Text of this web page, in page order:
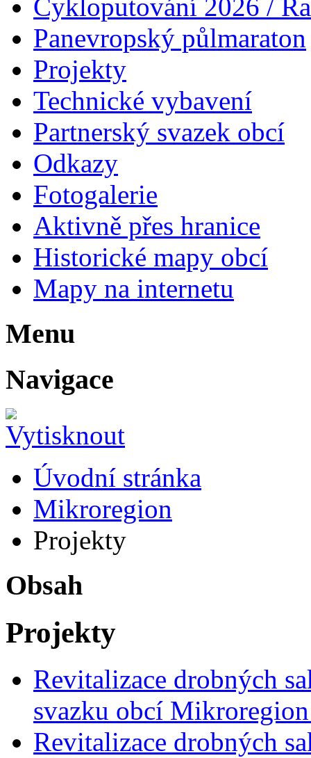
Cykloputování 2026 /
Panevropský půlmaraton
Projekty
Technické vybavení
Partnerský svazek obcí
Odkazy
Fotogalerie
Aktivně přes hranice
Historické mapy obcí
Mapy na internetu
Menu
Navigace
Úvodní stránka
Mikroregion
Projekty
Obsah
Projekty
Revitalizace drobných
svazku obcí
Revitalizace drobných